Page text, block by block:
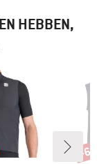
HEBBEN,
-